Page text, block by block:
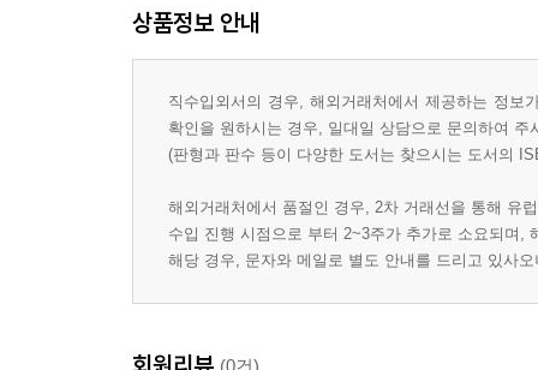
상품정보 안내
직수입외서의 경우, 해외거래처에서 제공하는 정
확인을 원하시는 경우, 일대일 상담으로 문의하여 주
(판형과 판수 등이 다양한 도서는 찾으시는 도서의
해외거래처에서 품절인 경우, 2차 거래선을 통해 유
수입 진행 시점으로 부터 2~3주가 추가로 소요되며,
해당 경우, 문자와 메일로 별도 안내를 드리고 있사
(0건)